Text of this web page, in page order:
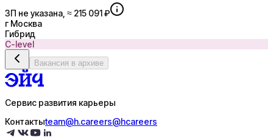
ЗП не указана, ≈ 215 091 ₽
г Москва
Гибрид
C-level
Вакансия в архиве
Сервис развития карьеры
Контактыteam@h.careers@hcareers